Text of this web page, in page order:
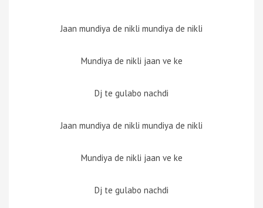
Jaan mundiya de nikli mundiya de nikli
Mundiya de nikli jaan ve ke
Dj te gulabo nachdi
Jaan mundiya de nikli mundiya de nikli
Mundiya de nikli jaan ve ke
Dj te gulabo nachdi